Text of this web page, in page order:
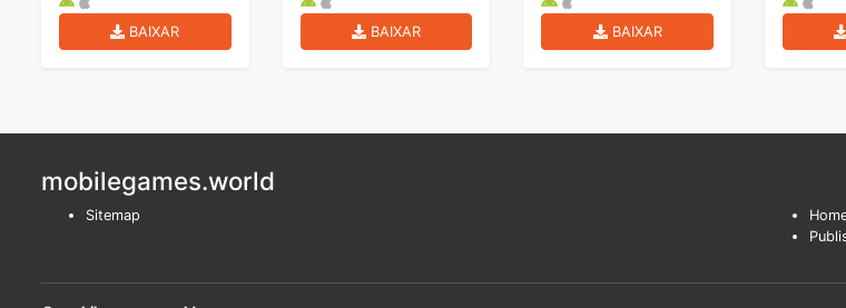
BAIXAR BAIXAR BAIXAR
mobilegames.world
Sitemap